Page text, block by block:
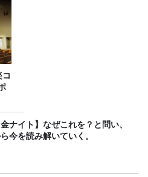
金ナイト】なぜこれを？と問い、
今を読み解いていく。